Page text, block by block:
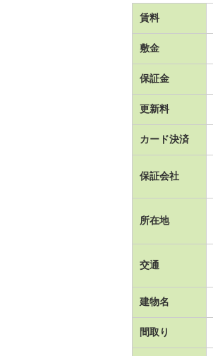
賃料
敷金
保証金
更新料
カード決済
保証会社
所在地
交通
建物名
間取り